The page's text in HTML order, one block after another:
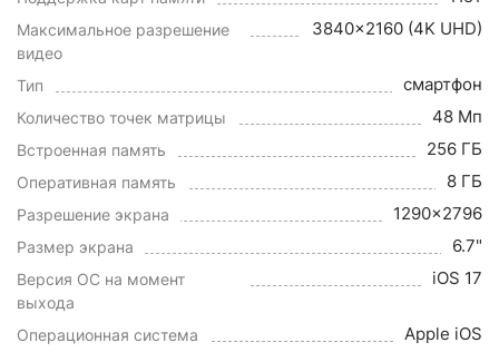
Максимальное разрешение
видео
3840x2160 (4K UHD)
Тип смартфон
Количество точек матрицы 48 Мп
Встроенная память 256 ГБ
Оперативная память 8 ГБ
Разрешение экрана 1290x2796
Размер экрана 6.7"
Версия ОС на момент
выхода
iOS 17
Операционная система Apple iOS